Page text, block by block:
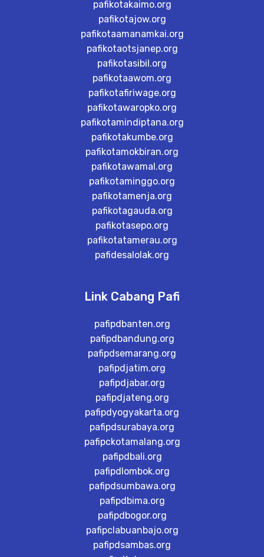
pafikotakaimo.org
pafikotajow.org
pafikotaamanamkai.org
pafikotaotsjanep.org
pafikotasibil.org
pafikotaawom.org
pafikotafiriwage.org
pafikotawaropko.org
pafikotamindiptana.org
pafikotakumbe.org
pafikotamokbiran.org
pafikotawamal.org
pafikotaminggo.org
pafikotamenja.org
pafikotagauda.org
pafikotasepo.org
pafikotatamerau.org
pafidesalolak.org
Link Cabang Pafi
pafipdbanten.org
pafipdbandung.org
pafipdsemarang.org
pafipdjatim.org
pafipdjabar.org
pafipdjateng.org
pafipdyogyakarta.org
pafipdsurabaya.org
pafipckotamalang.org
pafipdbali.org
pafipdlombok.org
pafipdsumbawa.org
pafipdbima.org
pafipdbogor.org
pafipclabuanbajo.org
pafipdsambas.org